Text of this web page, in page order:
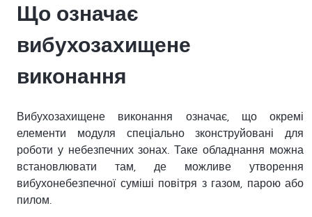
Що означає
вибухозахищене
виконання
Вибухозахищене виконання означає, що окремі
елементи модуля спеціально зконструйовані для
роботи у небезпечних зонах. Таке обладнання можна
встановлювати там, де можливе утворення
вибухонебезпечної суміші повітря з газом, парою або
пилом.